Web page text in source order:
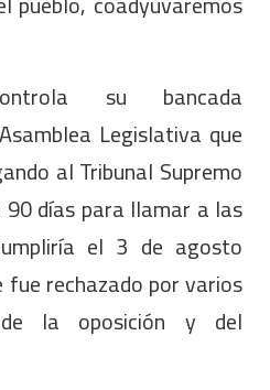
su bancada
Legislativa que
al Tribunal Supremo
días para llamar a las
el 3 de agosto
rechazado por varios
la oposición y del